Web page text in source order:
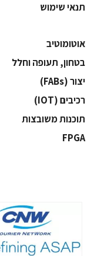
תנאי שימוש
אוטומוטיב
בטחון, תעופה וחלל
‫יצור (‪(FABs‬‬
‫רכיבים‬ (IOT)
‫תוכנות משובצות‬
‫‪FPGA‬‬